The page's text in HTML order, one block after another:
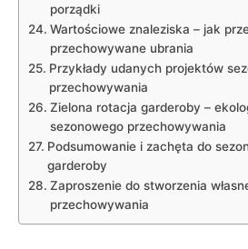
porządki
Wartościowe znaleziska – jak
przechowywane ubrania
Przykłady ⁢udanych projektów
przechowywania
Zielona rotacja ⁤garderoby⁢ –
sezonowego przechowywania
Podsumowanie i zachęta do
garderoby
Zaproszenie do stworzenia
przechowywania